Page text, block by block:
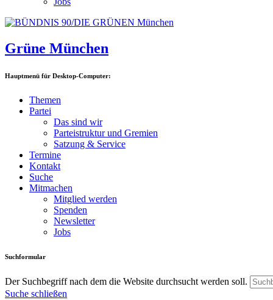
Grüne München
Hauptmenü für Desktop-Computer:
Themen
Partei
Das sind wir
Parteistruktur und Gremien
Satzung & Service
Termine
Kontakt
Suche
Mitmachen
Mitglied werden
Spenden
Newsletter
Jobs
Suchformular
Der Suchbegriff nach dem die Website durchsucht werden soll.
Suche schließen